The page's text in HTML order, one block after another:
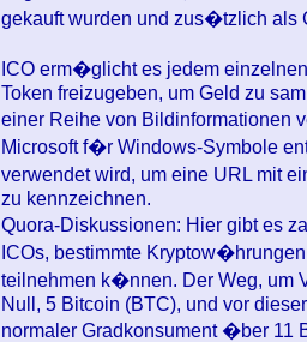
gekauft wurden und zus�tzlich als
ICO erm�glicht es jedem
Token freizugeben, um Geld zu
einer Reihe von Bildinformationen
Microsoft f�r Windows-Symbole
verwendet wird, um eine URL mit
zu kennzeichnen.
Quora-Diskussionen: Hier gibt es
ICOs, bestimmte
teilnehmen k�nnen. Der Weg, um
Null, 5 Bitcoin (BTC), und vor
normaler Gradkonsument �ber 11